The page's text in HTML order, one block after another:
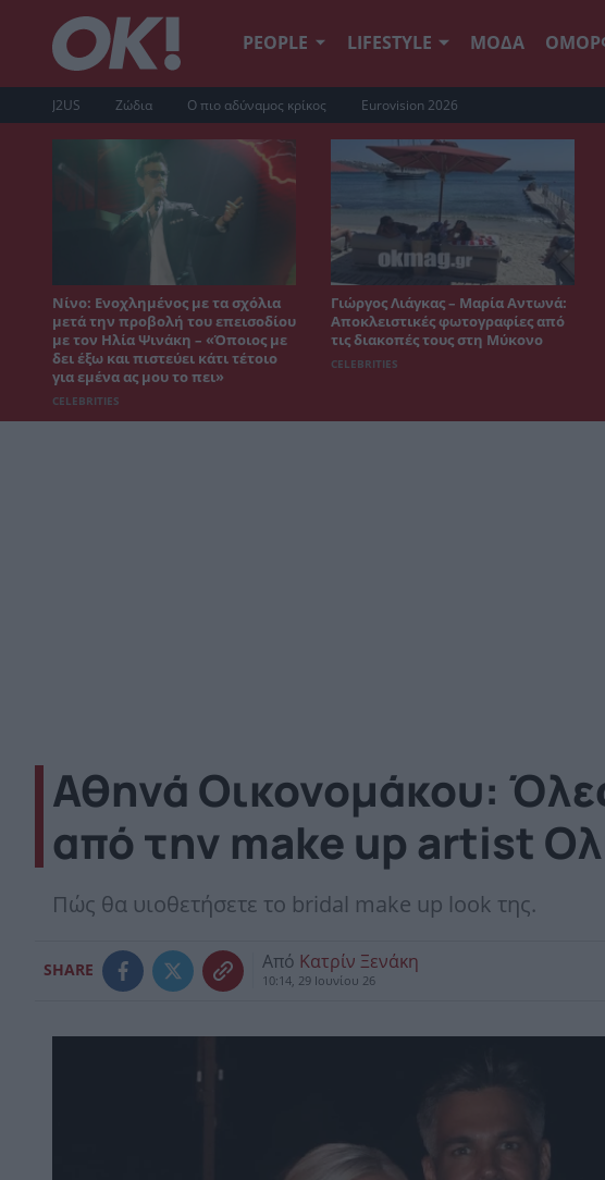
PEOPLE LIFESTYLE ΜΟΔΑ
J2US Ζώδια Ο πιο αδύναμος κρίκος Eurovision 2026
Νίνο: Ενοχλημένος με τα σχόλια
μετά την προβολή του επεισοδίου
με τον Ηλία Ψινάκη – «Όποιος με
δει έξω και πιστεύει κάτι τέτοιο
για εμένα ας μου το πει»
CELEBRITIES
Γιώργος Λιάγκας – Μαρία Αντωνά:
Αποκλειστικές φωτογραφίες από
τις διακοπές τους στη Μύκονο
CELEBRITIES
Αθηνά Οικονομάκου:
από την make up artist
Πώς θα υιοθετήσετε το bridal make up look της.
SHARE Από Κατρίν Ξενάκη
10:14, 29 Ιουνίου 26